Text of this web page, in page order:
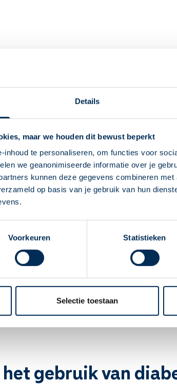
Details
maar we houden dit bewust beperkt
te personaliseren, om functies voor
we geanonimiseerde informatie over je
kunnen deze gegevens combineren
op basis van je gebruik van hun
Voorkeuren Statistieken
Selectie toestaan
Service Apotheek staat nu ingesteld
jouw apotheek
Zo kan je makkelijk alle informatie vinden in het
Daarom is het belangrijk om goed te weten
tips en advies en handige informatie.
en advies
Op reis met diabetes
bij diabetes
Veilig vasten met diabetes
gebruik van